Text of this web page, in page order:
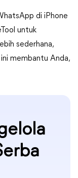
di iPhone
untuk
sederhana,
membantu Anda,